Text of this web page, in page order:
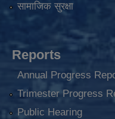
सामाजिक सुरक्षा
Reports
Annual Progress
Trimester Progress
Public Hearing